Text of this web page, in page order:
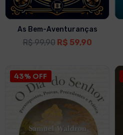
As Bem-Aventuranças
R$99,90 R$ 59,90
43% OFF